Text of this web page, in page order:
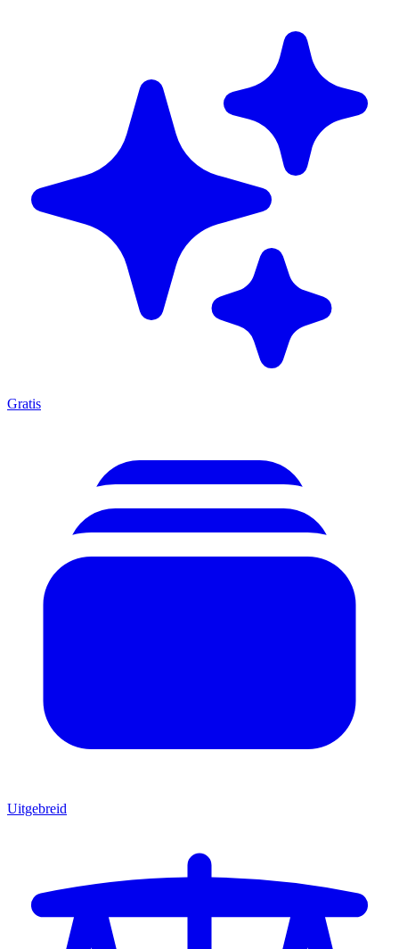
Gratis
Uitgebreid